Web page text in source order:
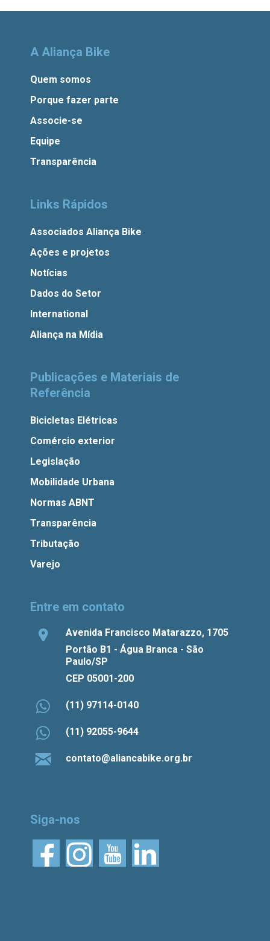
A Aliança Bike
Quem somos
Porque fazer parte
Associe-se
Equipe
Transparência
Links Rápidos
Associados Aliança Bike
Ações e projetos
Notícias
Dados do Setor
International
Aliança na Mídia
Publicações e Materiais de
Referência
Bicicletas Elétricas
Comércio exterior
Legislação
Mobilidade Urbana
Normas ABNT
Transparência
Tributação
Varejo
Entre em contato
Avenida Francisco Matarazzo, 1705
Portão B1 - Água Branca - São
Paulo/SP
CEP 05001-200
(11) 97114-0140
(11) 92055-9644
contato@aliancabike.org.br
Siga-nos